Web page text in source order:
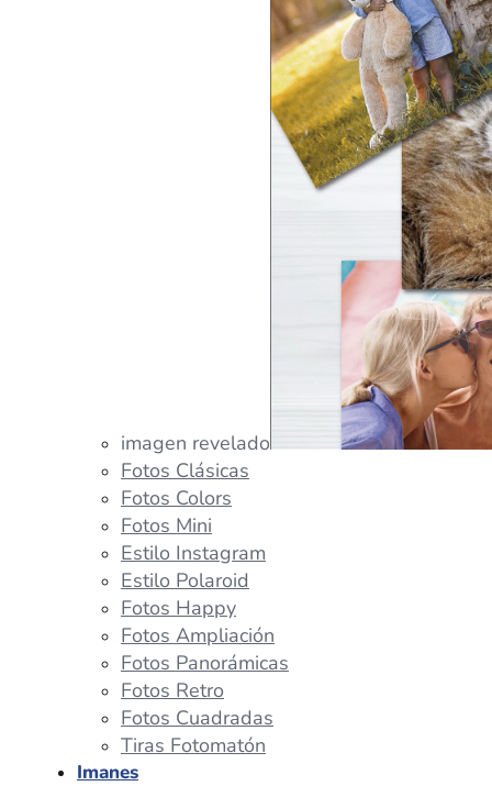
imagen revelado
Fotos Clásicas
Fotos Colors
Fotos Mini
Estilo Instagram
Estilo Polaroid
Fotos Happy
Fotos Ampliación
Fotos Panorámicas
Fotos Retro
Fotos Cuadradas
Tiras Fotomatón
Imanes